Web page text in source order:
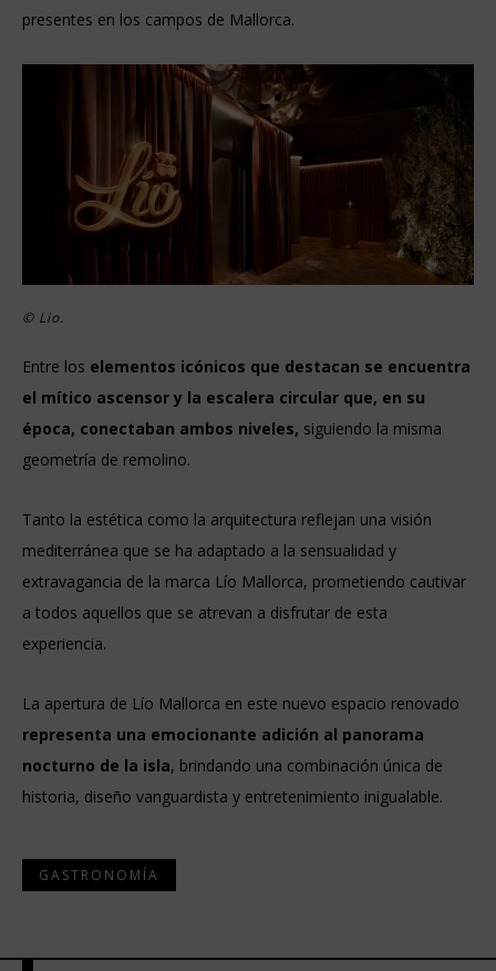
presentes en los campos de Mallorca.
© Lio.
Entre los elementos icónicos que destacan se encuentra
el mítico ascensor y la escalera circular que, en su
época, conectaban ambos niveles, siguiendo la misma
geometría de remolino.
Tanto la estética como la arquitectura reflejan una visión
mediterránea que se ha adaptado a la sensualidad y
extravagancia de la marca Lío Mallorca, prometiendo cautivar
a todos aquellos que se atrevan a disfrutar de esta
experiencia.
La apertura de Lío Mallorca en este nuevo espacio renovado
representa una emocionante adición al panorama
nocturno de la isla, brindando una combinación única de
historia, diseño vanguardista y entretenimiento inigualable.
GASTRONOMÍA